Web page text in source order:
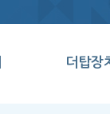
더탑장